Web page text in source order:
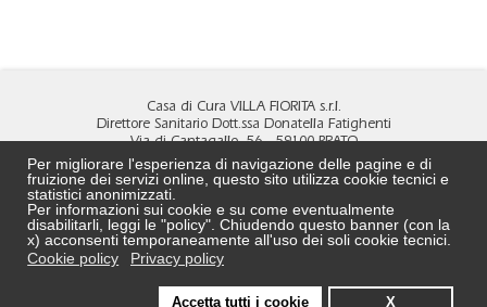
Per migliorare l'esperienza di navigazione delle pagine e di
fruizione dei servizi online, questo sito utilizza cookie tecnici e
statistici anonimizzati.
Per informazioni sui cookie e su come eventualmente
disabilitarli, leggi le "policy". Chiudendo questo banner (con la
x) acconsenti temporaneamente all'uso dei soli cookie tecnici.
Cookie policy
Privacy policy
Accetta tutti i cookie X
Casa di Cura VILLA FIORITA s.r.l.
Direttore Sanitario Dott.ssa Donatella Fatighenti
Via di Cantagallo, 56 - 59100 PRATO
Tel0574 4891 - Fax0574 690472
MAIL: info@villa-fiorita.it
PEC:
cdcvillafiorita@pec.it
DPO:DPO@villa-fiorita.it
REA N. PO 524239 - C.F. e P.Iva 02323750972
Capitale sociale: € 500.000 i.v
CONTATTI